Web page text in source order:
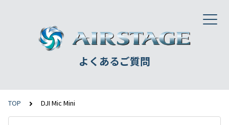
よくあるご質問
TOP DJI Mic Mini